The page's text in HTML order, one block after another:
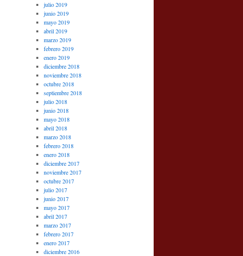
julio 2019
junio 2019
mayo 2019
abril 2019
marzo 2019
febrero 2019
enero 2019
diciembre 2018
noviembre 2018
octubre 2018
septiembre 2018
julio 2018
junio 2018
mayo 2018
abril 2018
marzo 2018
febrero 2018
enero 2018
diciembre 2017
noviembre 2017
octubre 2017
julio 2017
junio 2017
mayo 2017
abril 2017
marzo 2017
febrero 2017
enero 2017
diciembre 2016